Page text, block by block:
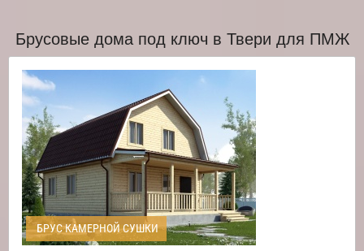
Брусовые дома под ключ в Твери для ПМЖ
БРУС КАМЕРНОЙ СУШКИ